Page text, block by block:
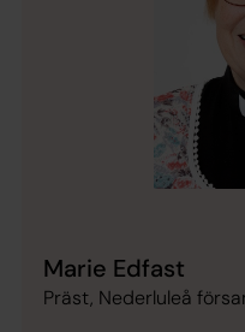
Marie Edfast
Präst, Nederluleå